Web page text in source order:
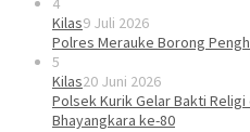
Kilas9 Juli 2026
Polres Merauke Borong
5
Kilas20 Juni 2026
Polsek Kurik Gelar Bakti
Bhayangkara ke-80